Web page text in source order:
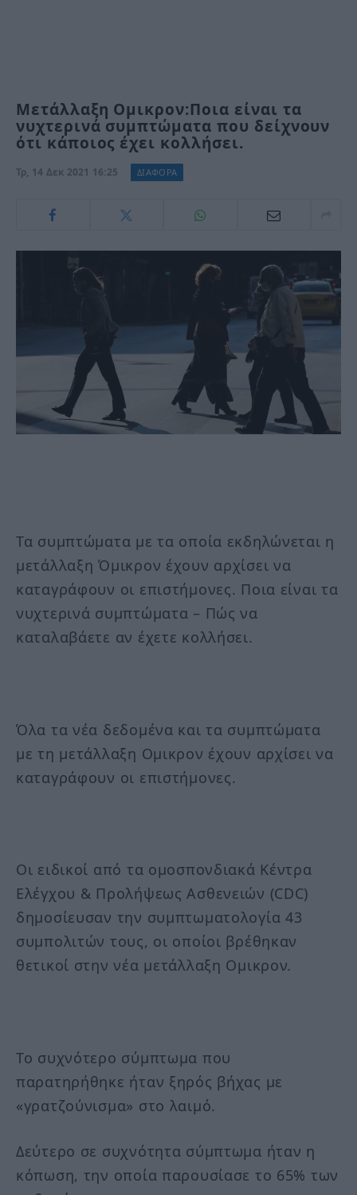
Μετάλλαξη Ομικρον:Ποια είναι τα
νυχτερινά συμπτώματα που δείχνουν
ότι κάποιος έχει κολλήσει.
Τρ, 14 Δεκ 2021 16:25 ΔΙΑΦΟΡΑ
Τα συμπτώματα με τα οποία εκδηλώνεται η
μετάλλαξη Όμικρον έχουν αρχίσει να
καταγράφουν οι επιστήμονες. Ποια είναι τα
νυχτερινά συμπτώματα – Πώς να
καταλαβάετε αν έχετε κολλήσει.
Όλα τα νέα δεδομένα και τα συμπτώματα
με τη μετάλλαξη Ομικρον έχουν αρχίσει να
καταγράφουν οι επιστήμονες.
Οι ειδικοί από τα ομοσπονδιακά Κέντρα
Ελέγχου & Προλήψεως Ασθενειών (CDC)
δημοσίευσαν την συμπτωματολογία 43
συμπολιτών τους, οι οποίοι βρέθηκαν
θετικοί στην νέα μετάλλαξη Ομικρον.
Το συχνότερο σύμπτωμα που
παρατηρήθηκε ήταν ξηρός βήχας με
«γρατζούνισμα» στο λαιμό.
Δεύτερο σε συχνότητα σύμπτωμα ήταν η
κόπωση, την οποία παρουσίασε το 65% των